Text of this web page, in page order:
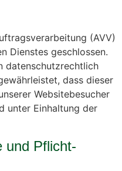
(AVV)
Dienstes geschlossen.
datenschutzrechtlich
dass dieser
Websitebesucher
unter Einhaltung der
und Pflicht­